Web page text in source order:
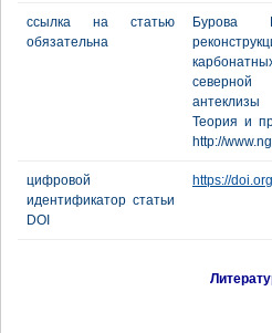
ссылка на статью
обязательна
Бурова
северной
Теория и
http://
цифровой
идентификатор статьи
DOI
https://